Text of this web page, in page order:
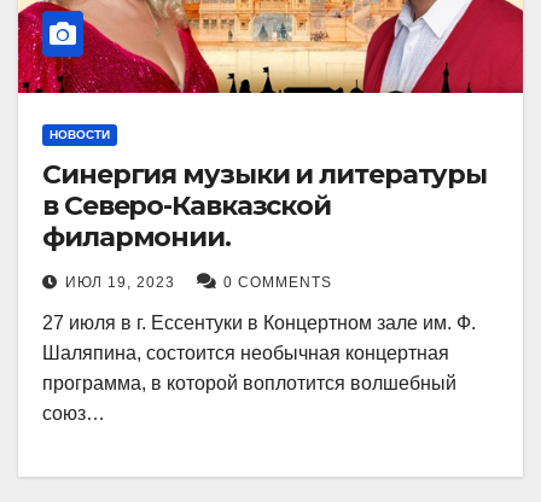
НОВОСТИ
Синергия музыки и литературы
в Северо-Кавказской
филармонии.
ИЮЛ 19, 2023 0 COMMENTS
27 июля в г. Ессентуки в Концертном зале им. Ф.
Шаляпина, состоится необычная концертная
программа, в которой воплотится волшебный
союз…